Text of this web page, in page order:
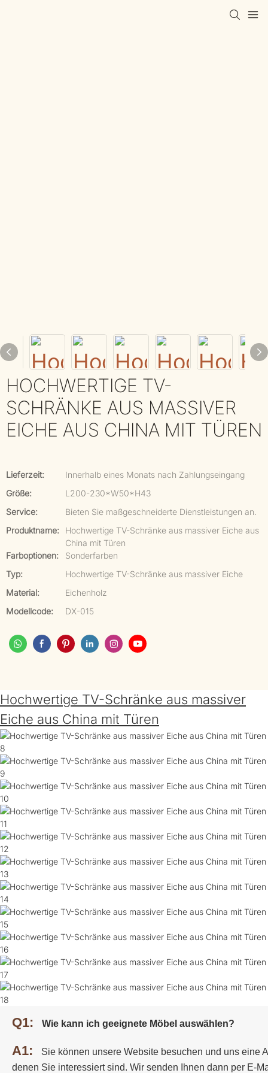
HOCHWERTIGE TV-
SCHRÄNKE AUS MASSIVER
EICHE AUS CHINA MIT TÜREN
Lieferzeit:
Innerhalb eines Monats nach Zahlungseingang
Größe:
L200-230*W50*H43
Service:
Bieten Sie maßgeschneiderte Dienstleistungen an.
Produktname:
Hochwertige TV-Schränke aus massiver Eiche aus
China mit Türen
Farboptionen:
Sonderfarben
Typ:
Hochwertige TV-Schränke aus massiver Eiche
Material:
Eichenholz
Modellcode:
DX-015
Hochwertige TV-Schränke aus massiver
Eiche aus China mit Türen
Q1: Wie kann ich geeignete Möbel auswählen?
A1:
Sie können unsere Website besuchen und uns eine
denen Sie interessiert sind. Wir senden Ihnen dann per E-